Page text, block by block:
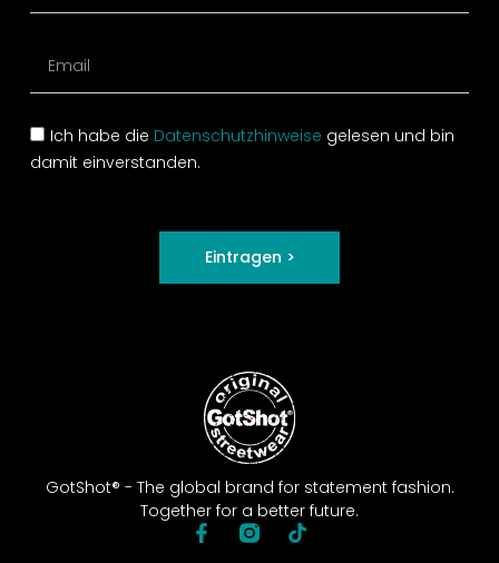
GotShot® - The global brand for statement fashion.
Together for a better future.
Ich habe die Datenschutzhinweise gelesen und bin
damit einverstanden.
Eintragen >